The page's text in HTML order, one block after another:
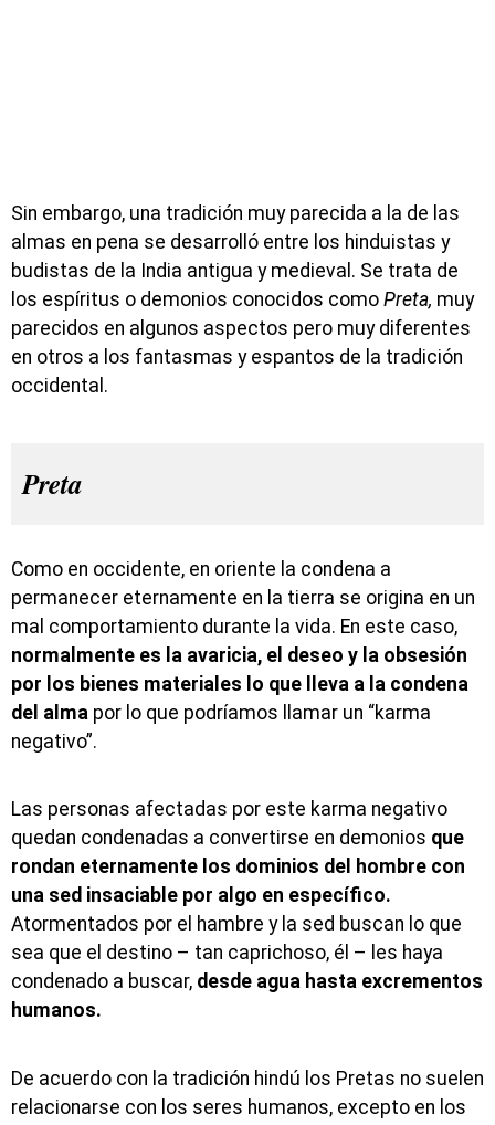
Sin embargo, una tradición muy parecida a la de las
almas en pena se desarrolló entre los hinduistas y
budistas de la India antigua y medieval. Se trata de
los espíritus o demonios conocidos como Preta, muy
parecidos en algunos aspectos pero muy diferentes
en otros a los fantasmas y espantos de la tradición
occidental.
Preta
Como en occidente, en oriente la condena a
permanecer eternamente en la tierra se origina en un
mal comportamiento durante la vida. En este caso,
normalmente es la avaricia, el deseo y la obsesión
por los bienes materiales lo que lleva a la condena
del alma por lo que podríamos llamar un “karma
negativo”.
Las personas afectadas por este karma negativo
quedan condenadas a convertirse en demonios que
rondan eternamente los dominios del hombre con
una sed insaciable por algo en específico.
Atormentados por el hambre y la sed buscan lo que
sea que el destino – tan caprichoso, él – les haya
condenado a buscar, desde agua hasta excrementos
humanos.
De acuerdo con la tradición hindú los Pretas no suelen
relacionarse con los seres humanos, excepto en los